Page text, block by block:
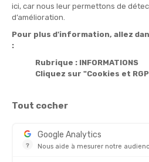
Informations
Produits
Notre société
ici, car nous leur permettons de
d’amélioration.
Pour plus d'information, allez
:
Rubrique : INFORMATIONS
Cliquez sur "Cookies et
Tout cocher
?
Google Analytics
Nous aide à mesurer notre